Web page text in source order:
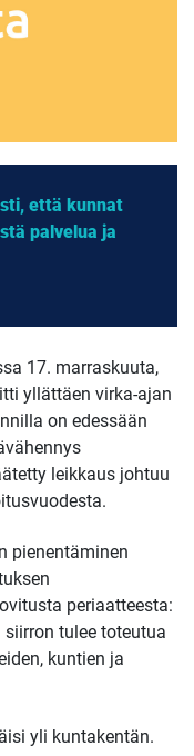
että kunnat
palvelua ja
17. marraskuuta,
yllättäen virka-ajan
on edessään
leikkaus johtuu
pienentäminen
periaatteesta:
tulee toteutua
kuntien ja
yli kuntakentän.